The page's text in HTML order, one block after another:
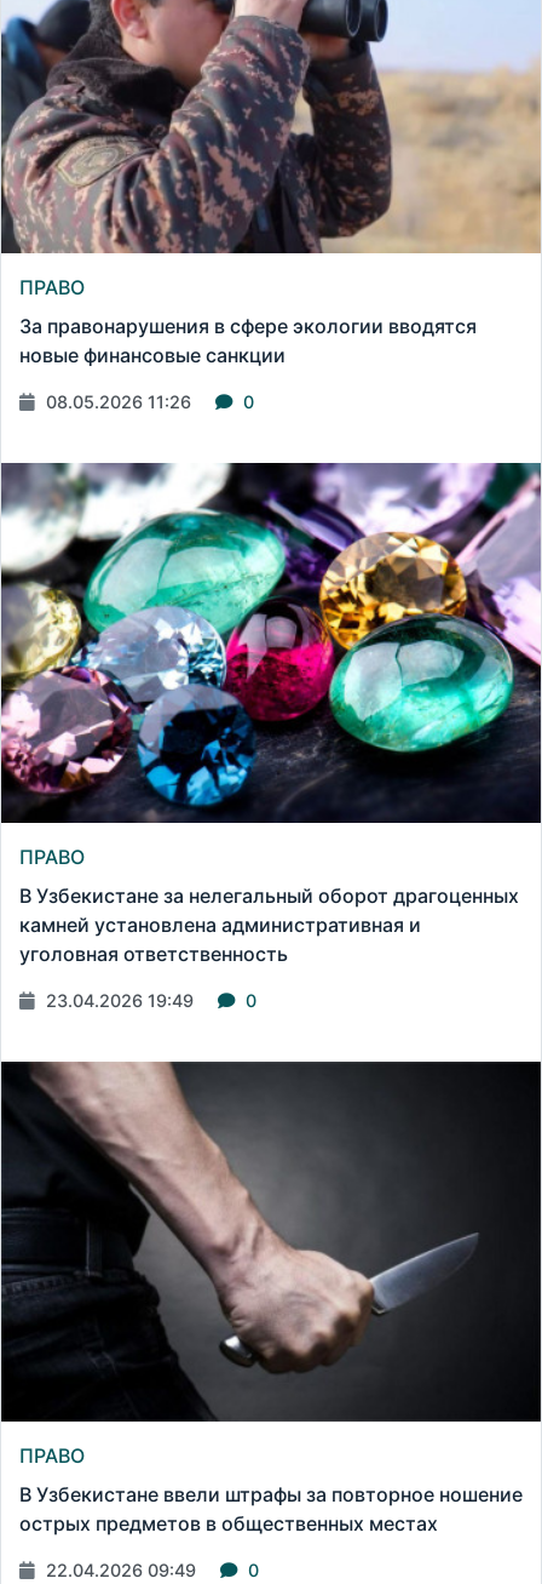
ПРАВО
За правонарушения в сфере экологии вводятся
новые финансовые санкции
08.05.2026 11:26 0
ПРАВО
В Узбекистане за нелегальный оборот драгоценных
камней установлена административная и
уголовная ответственность
23.04.2026 19:49 0
ПРАВО
В Узбекистане ввели штрафы за повторное ношение
острых предметов в общественных местах
22.04.2026 09:49 0